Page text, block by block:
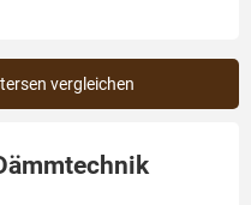
vergleichen